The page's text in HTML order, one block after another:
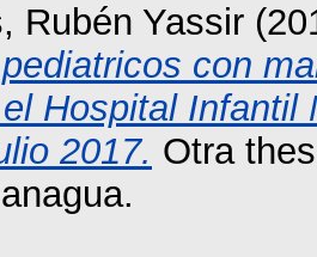
Rubén Yassir
con
Hospital
2017. Otra